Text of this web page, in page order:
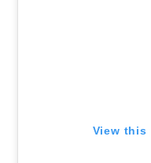
View this